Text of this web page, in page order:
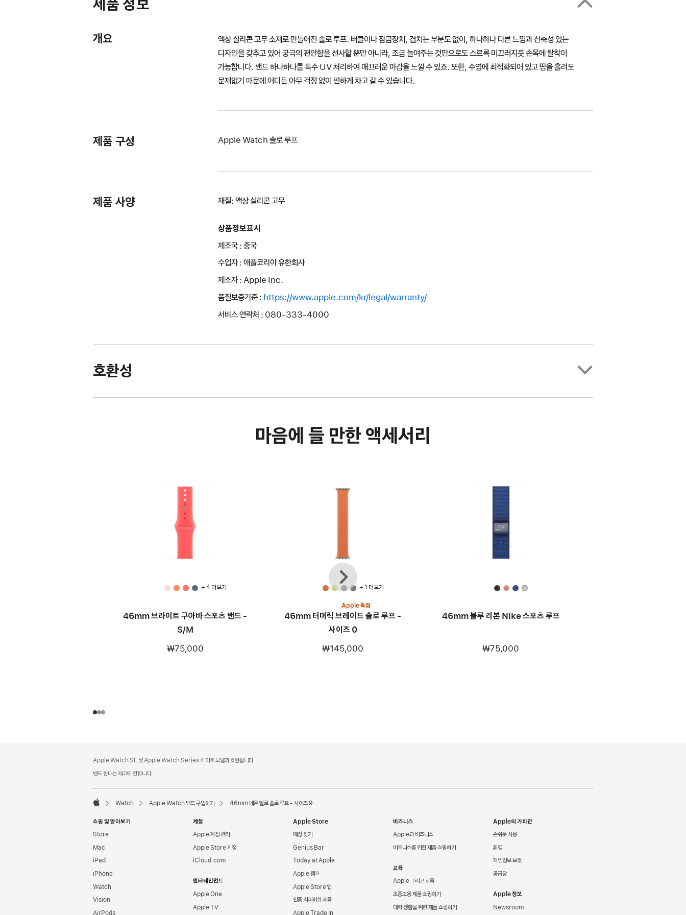
개요
액상 실리콘 고무 소재로 만들어진 솔로 루프. 버클이나 잠금장치, 겹치는 부분도 없이, 하나하나 다른 느낌과 신축성 있는
디자인을 갖추고 있어 궁극의 편안함을 선사할 뿐만 아니라, 조금 늘여주는 것만으로도 스르륵 미끄러지듯 손목에 탈착이
가능합니다. 밴드 하나하나를 특수 UV 처리하여 매끄러운 마감을 느낄 수 있죠. 또한, 수영에 최적화되어 있고 땀을 흘려도
문제없기 때문에 어디든 아무 걱정 없이 편하게 차고 갈 수 있습니다.
제품 구성 Apple Watch 솔로 루프
제품 사양 재질: 액상 실리콘 고무
상품정보표시
제조국 : 중국
수입자 : 애플코리아 유한회사
제조자 : Apple Inc.
품질보증기준 : https://www.apple.com/kr/legal/warranty/
서비스 연락처 : 080-333-4000
호환성
마음에 들 만한 액세서리
+ 4 더 보기
46mm 브라이트 구아바 스포츠 밴드 -
S/M
₩75,000
+ 1 더 보기
Apple 독점
46mm 터머릭 브레이드 솔로 루프 -
사이즈 0
₩145,000
46mm 블루 리본 Nike 스포츠 루프
₩75,000
이전
다음
Apple Watch SE 및 Apple Watch Series 4 이후 모델과 호환됩니다.
밴드 판매는 재고에 한합니다.
Watch Apple Watch 밴드 구입하기 46mm 네온 옐로 솔로 루프 - 사이즈 9
쇼핑 및 알아보기
Store
Mac
iPad
iPhone
Watch
Vision
AirPods
계정
Apple 계정 관리
Apple Store 계정
iCloud.com
엔터테인먼트
Apple One
Apple TV
Apple Store
매장 찾기
Genius Bar
Today at Apple
Apple 캠프
Apple Store 앱
인증 리퍼비쉬 제품
Apple Trade In
비즈니스
Apple과 비즈니스
비즈니스를 위한 제품 쇼핑하기
교육
Apple 그리고 교육
초중고용 제품 쇼핑하기
대학 생활을 위한 제품 쇼핑하기
Apple의 가치관
손쉬운 사용
환경
개인정보 보호
공급망
Apple 정보
Newsroom